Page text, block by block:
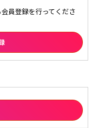
員登録を行ってくださ